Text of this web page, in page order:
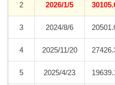
2 2026/1/5
3 2024/8/6
4 2025/11/20
5 2025/4/23